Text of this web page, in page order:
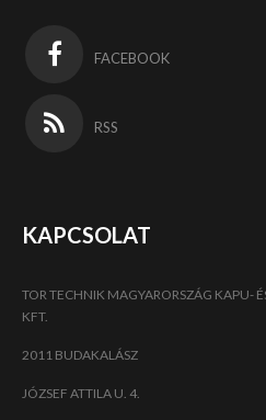
FACEBOOK
RSS
KAPCSOLAT
TOR TECHNIK MAGYARORSZÁG KAPU-
KFT.
2011 BUDAKALÁSZ
JÓZSEF ATTILA U. 4.